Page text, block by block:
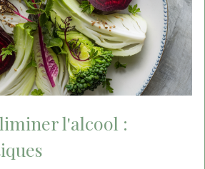
l'alcool :